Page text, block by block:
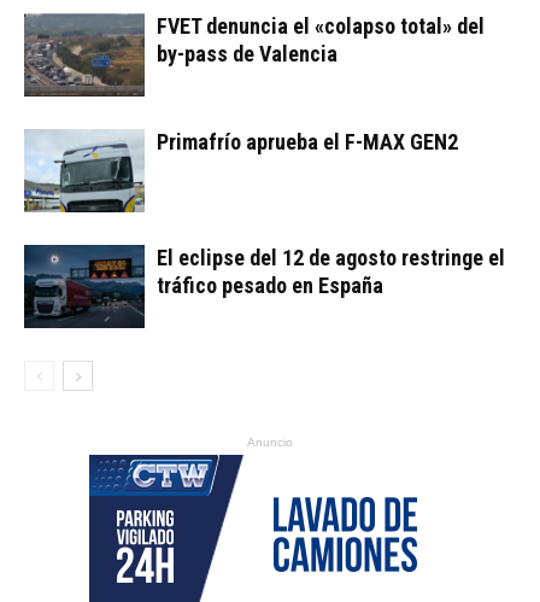
FVET denuncia el «colapso total» del
by-pass de Valencia
Primafrío aprueba el F-MAX GEN2
El eclipse del 12 de agosto restringe el
tráfico pesado en España
Anuncio